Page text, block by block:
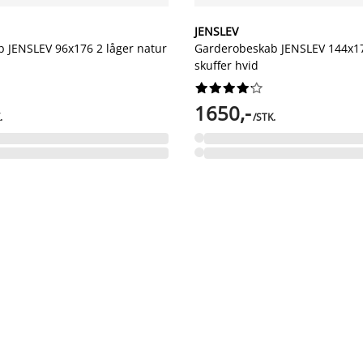
JENSLEV 96x176 2 låger natur
JENSLEV
Garderobeskab JENSLEV
skuffer hvid






1650,-/STK.